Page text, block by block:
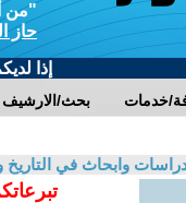
"من
حاز
إذا
بحث/الارشيف خدمات
وابحاث في التاريخ